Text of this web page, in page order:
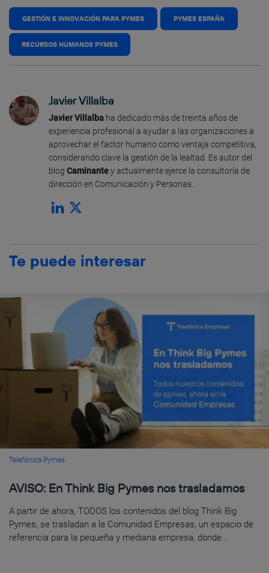
GESTIÓN E INNOVACIÓN PARA PYMES PYMES ESPAÑA
RECURSOS HUMANOS PYMES
Javier Villalba
Javier Villalba ha dedicado más de treinta años de
experiencia profesional a ayudar a las organizaciones a
aprovechar el factor humano como ventaja competitiva,
considerando clave la gestión de la lealtad. Es autor del
blog Caminantey actualmente ejerce la consultoría de
dirección en Comunicación y Personas.
Te puede interesar
Telefónica Pymes
AVISO: En Think Big Pymes nos trasladamos
A partir de ahora, TODOS los contenidos del blog Think Big
Pymes, se trasladan a la Comunidad Empresas, un espacio de
referencia para la pequeña y mediana empresa, donde...